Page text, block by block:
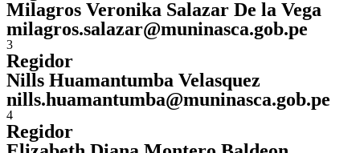
Milagros Veronika Salazar De la Vega
milagros.salazar@muninasca.gob.pe
3
Regidor
Nills Huamantumba Velasquez
nills.huamantumba@muninasca.gob.pe
4
Regidor